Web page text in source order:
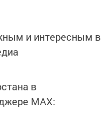
и интересным в
в
MАХ: